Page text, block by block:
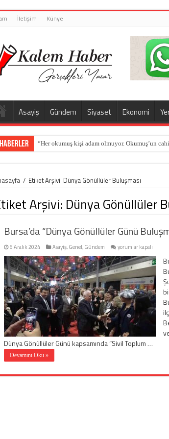
İletişim Künye
Asayiş Gündem Siyaset Ekonomi
“Her okumuş kişi adam olmuyor. Okumuş’un
/ Etiket Arşivi: Dünya Gönüllüler Buluşması
Arşivi: Dünya Gönüllüler
Bursa’da “Dünya Gönüllüler Günü
6 Aralık 2024 Asayiş,Genel,Gündem
Bursa’da
“Dünya
Gönüllüler
Günü
Buluşması”…
için
yorumlar kapalı
Dünya Gönüllüler Günü kapsamında “Sivil Toplum …
Devamını Oku »